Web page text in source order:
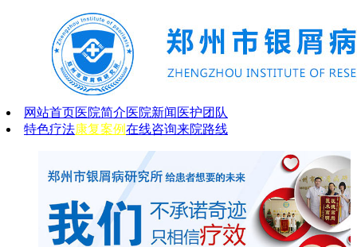
网站首页医院简介医院新闻 医护团队
特色疗法康复案例在线咨询来院路线